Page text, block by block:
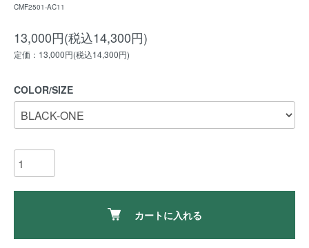
CMF2501-AC11
13,000円(税込14,300円)
定価：13,000円(税込14,300円)
COLOR/SIZE
カートに入れる